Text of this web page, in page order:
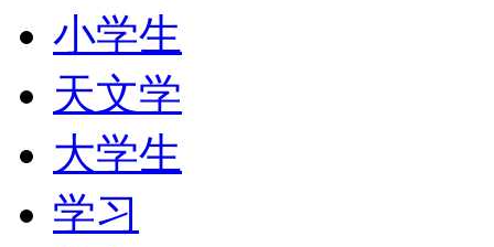
小学生
天文学
大学生
学习